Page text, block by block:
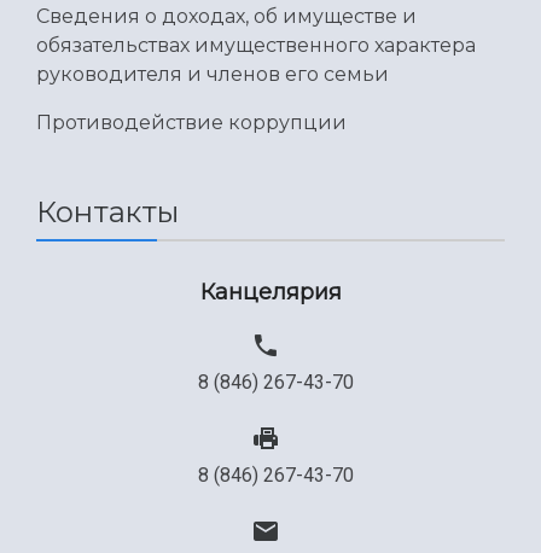
Сведения о доходах, об имуществе и
обязательствах имущественного характера
руководителя и членов его семьи
Противодействие коррупции
Контакты
Канцелярия
8 (846) 267-43-70
8 (846) 267-43-70